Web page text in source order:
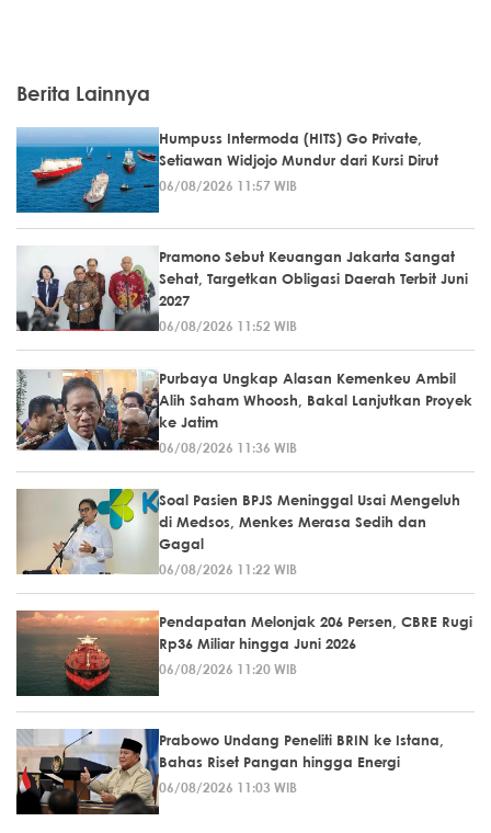
Berita Lainnya
Humpuss Intermoda (HITS) Go Private,
Setiawan Widjojo Mundur dari Kursi Dirut
06/08/2026 11:57 WIB
Pramono Sebut Keuangan Jakarta Sangat
Sehat, Targetkan Obligasi Daerah Terbit Juni
2027
06/08/2026 11:52 WIB
Purbaya Ungkap Alasan Kemenkeu Ambil
Alih Saham Whoosh, Bakal Lanjutkan Proyek
ke Jatim
06/08/2026 11:36 WIB
Soal Pasien BPJS Meninggal Usai Mengeluh
di Medsos, Menkes Merasa Sedih dan
Gagal
06/08/2026 11:22 WIB
Pendapatan Melonjak 206 Persen, CBRE Rugi
Rp36 Miliar hingga Juni 2026
06/08/2026 11:20 WIB
Prabowo Undang Peneliti BRIN ke Istana,
Bahas Riset Pangan hingga Energi
06/08/2026 11:03 WIB